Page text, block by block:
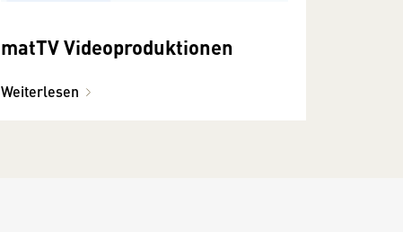
matTV Videoproduktionen
Weiterlesen